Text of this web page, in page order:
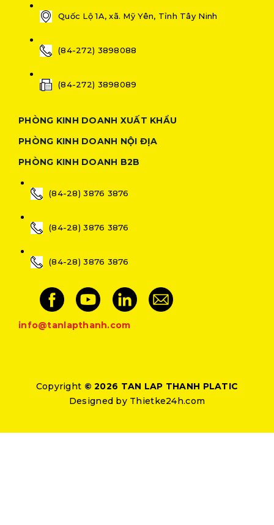
Quốc Lộ 1A, xã. Mỹ Yên, Tỉnh Tây Ninh
(84-272) 3898088
(84-272) 3898089
PHÒNG KINH DOANH XUẤT KHẨU
PHÒNG KINH DOANH NỘI ĐỊA
PHÒNG KINH DOANH B2B
(84-28) 3876 3876
(84-28) 3876 3876
(84-28) 3876 3876
info@tanlapthanh.com
Copyright © 2026 TAN LAP THANH PLATIC
Designed by Thietke24h.com